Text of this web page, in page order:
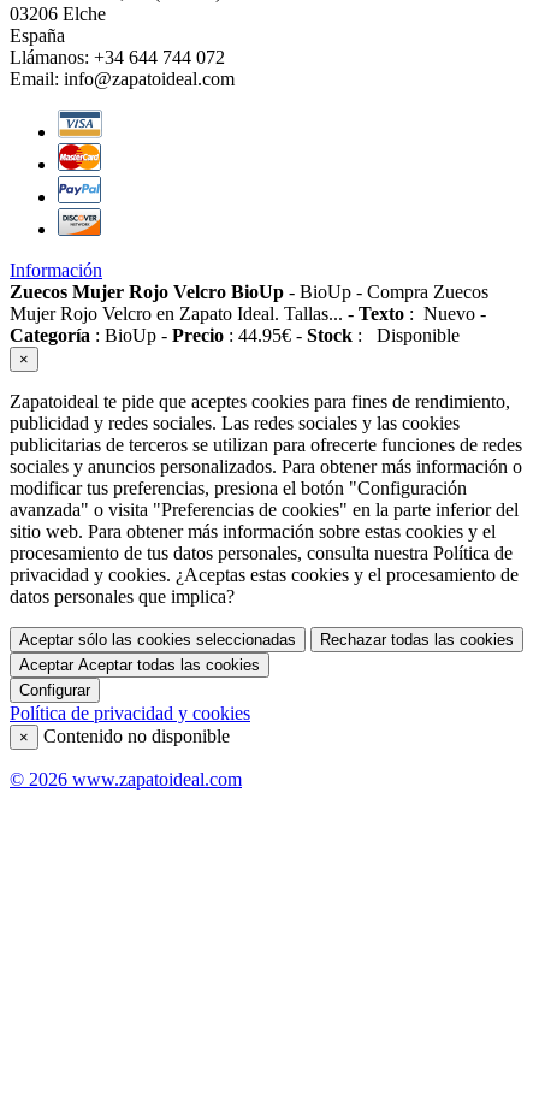
03206 Elche
España
Llámanos: +34 644 744 072
Email: info@zapatoideal.com
Información
Zuecos Mujer Rojo Velcro BioUp - BioUp - Compra Zuecos
Mujer Rojo Velcro en Zapato Ideal. Tallas... - Texto : Nuevo -
Categoría : BioUp - Precio : 44.95€ - Stock : Disponible
×
Zapatoideal te pide que aceptes cookies para fines de rendimiento,
publicidad y redes sociales. Las redes sociales y las cookies
publicitarias de terceros se utilizan para ofrecerte funciones de redes
sociales y anuncios personalizados. Para obtener más información o
modificar tus preferencias, presiona el botón "Configuración
avanzada" o visita "Preferencias de cookies" en la parte inferior del
sitio web. Para obtener más información sobre estas cookies y el
procesamiento de tus datos personales, consulta nuestra Política de
privacidad y cookies. ¿Aceptas estas cookies y el procesamiento de
datos personales que implica?
Aceptar sólo las cookies seleccionadas
Rechazar todas las cookies
Aceptar Aceptar todas las cookies
Configurar
Política de privacidad y cookies
× Contenido no disponible
© 2026 www.zapatoideal.com